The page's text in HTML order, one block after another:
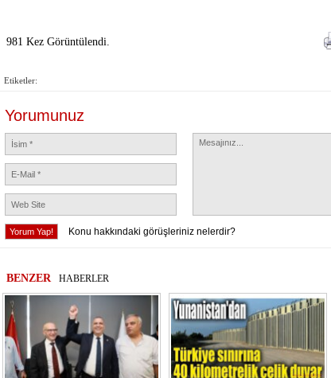
981 Kez Görüntülendi.
Etiketler:
Yorumunuz
Konu hakkındaki görüşleriniz nelerdir?
BENZER HABERLER